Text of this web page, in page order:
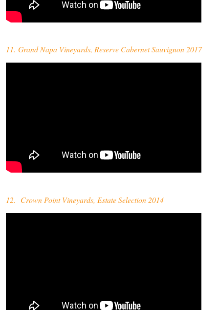
11. Grand Napa Vineyards, Reserve Cabernet Sauvignon 2017
12. Crown Point Vineyards, Estate Selection 2014